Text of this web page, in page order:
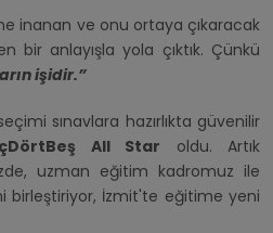
inanan ve onu ortaya çıkaracak
bir anlayışla yola çıktık. Çünkü
işidir.”
sınavlara hazırlıkta güvenilir
All Star oldu. Artık
uzman eğitim kadromuz ile
birleştiriyor, İzmit'te eğitime yeni